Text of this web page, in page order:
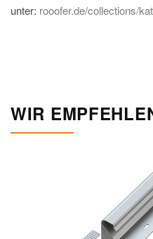
unter: rooofer.de/collections/
WIR